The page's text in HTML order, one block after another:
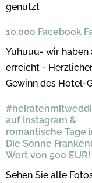
genutzt
10.000 Facebook
Yuhuuu- wir haben
erreicht -
Gewinn des Hotel-
auf Instagram &
romantische Tage
Die Sonne
Wert von 500 EUR!
Sehen Sie alle